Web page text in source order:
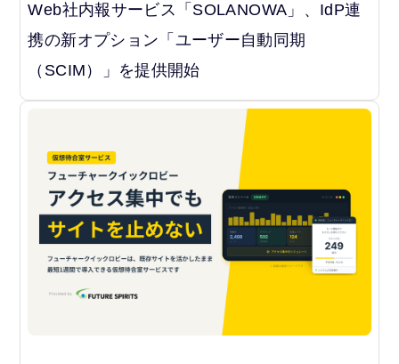
Web社内報サービス「SOLANOWA」、IdP連
携の新オプション「ユーザー自動同期
（SCIM）」を提供開始